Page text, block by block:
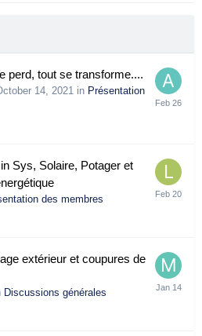
perd, tout se transforme....
14, 2021 in Présentation
Sys, Solaire, Potager et
des membres
extérieur et coupures de
Discussions générales